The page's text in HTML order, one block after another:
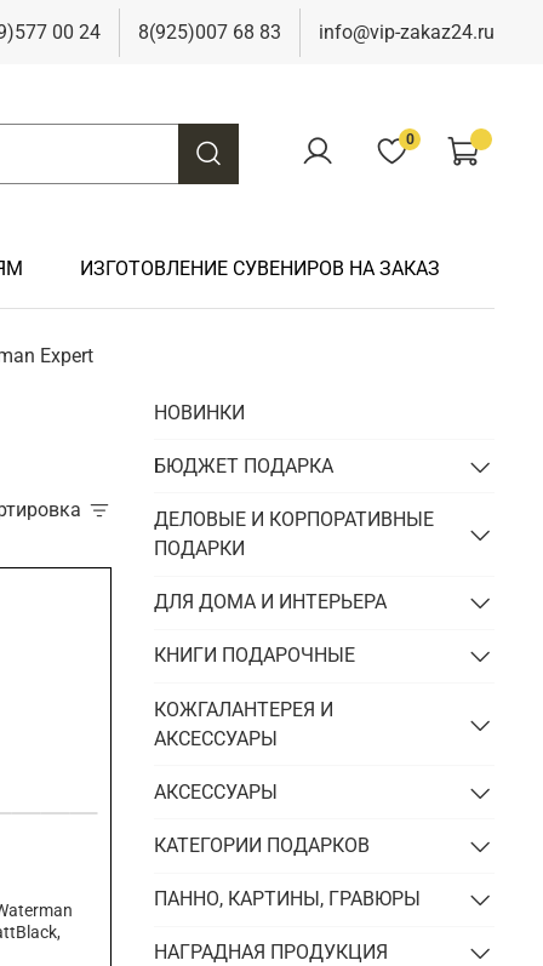
00 24 8(925)007 68 83 info@vip-zakaz24.ru
0
Подарки на юбилей
Подарки химику
Подарки чиновнику/госслужащему
электрику
Подарки энергетику
Подарки к Пасхе
Подарки рыбаку
ИЗГОТОВЛЕНИЕ СУВЕНИРОВ НА ЗАКАЗ
Expert
НОВИНКИ
БЮДЖЕТ ПОДАРКА
ДЕЛОВЫЕ И КОРПОРАТИВНЫЕ
ПОДАРКИ
ДЛЯ ДОМА И ИНТЕРЬЕРА
КНИГИ ПОДАРОЧНЫЕ
КОЖГАЛАНТЕРЕЯ И
АКСЕССУАРЫ
АКСЕССУАРЫ
КАТЕГОРИИ ПОДАРКОВ
ПАННО, КАРТИНЫ, ГРАВЮРЫ
НАГРАДНАЯ ПРОДУКЦИЯ